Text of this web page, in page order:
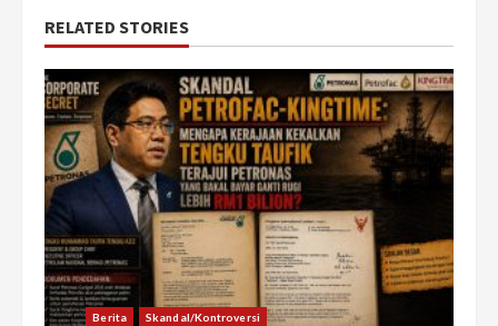
RELATED STORIES
Berita Skandal/Kontroversi